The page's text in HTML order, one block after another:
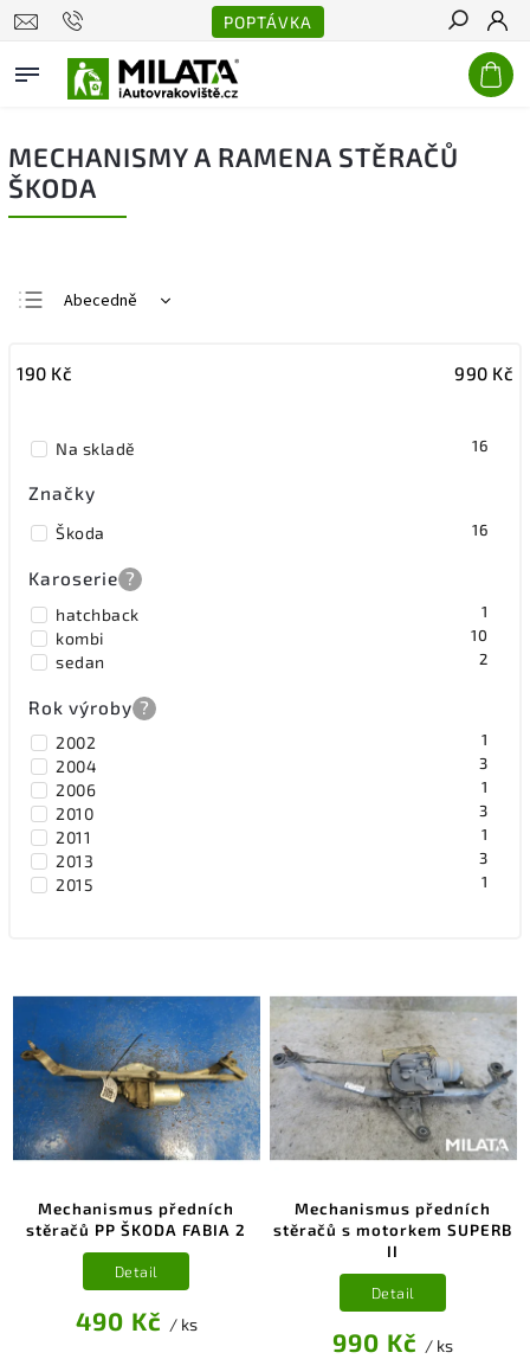
POPTÁVKA
Hledat
MECHANISMY A RAMENA STĚRAČŮ
ŠKODA
Abecedně
Nejdražší
190 Kč 990 Kč
Na skladě 16
Značky
Škoda 16
Karoserie ?
hatchback 1
kombi 10
sedan 2
Rok výroby ?
2002 1
2004 3
2006 1
2010 3
2011 1
2013 3
2015 1
Mechanismus předních
stěračů PP ŠKODA FABIA 2
490 Kč / ks
Detail
Mechanismus předních
stěračů s motorkem SUPERB
II
990 Kč / ks
Detail